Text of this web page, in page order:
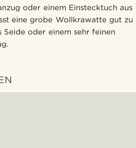
oder einem Einstecktuch aus
eine grobe Wollkrawatte gut zu
Seide oder einem sehr feinen